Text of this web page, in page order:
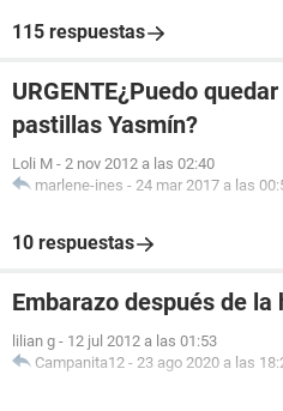
115 respuestas
URGENTE¿Puedo
pastillas Yasmín?
Loli M - 2 nov 2012 a las 02:40
marlene-ines - 24 mar 2017 a las
10 respuestas
Embarazo después de
lilian g - 12 jul 2012 a las 01:53
Campanita12 - 23 ago 2020 a las